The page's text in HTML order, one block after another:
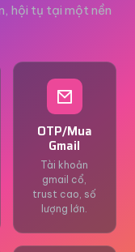
hội tụ tại một nền
OTP/Mua
Gmail
Tài khoản
gmail cổ,
trust cao, số
lượng lớn.